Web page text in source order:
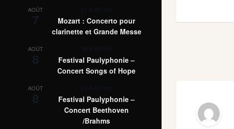
AOÛT
7
21 h 00 min
Mozart : Concerto pour
clarinette et Grande Messe
AOÛT
8
16 h 00 min
Festival Paulyphonie –
Concert Songs of Hope
AOÛT
8
20 h 00 min
Festival Paulyphonie –
Concert Beethoven
/Brahms